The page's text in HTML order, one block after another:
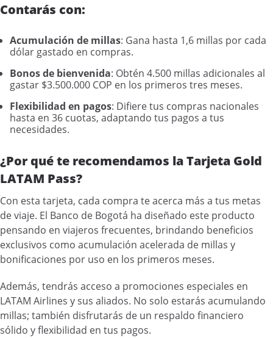
Contarás con:
Acumulación de millas: Gana hasta 1,6 millas por cada
dólar gastado en compras.
Bonos de bienvenida: Obtén 4.500 millas adicionales al
gastar $3.500.000 COP en los primeros tres meses.
Flexibilidad en pagos: Difiere tus compras nacionales
hasta en 36 cuotas, adaptando tus pagos a tus
necesidades.
¿Por qué te recomendamos la Tarjeta Gold
LATAM Pass?
Con esta tarjeta, cada compra te acerca más a tus metas
de viaje. El Banco de Bogotá ha diseñado este producto
pensando en viajeros frecuentes, brindando beneficios
exclusivos como acumulación acelerada de millas y
bonificaciones por uso en los primeros meses.
Además, tendrás acceso a promociones especiales en
LATAM Airlines y sus aliados. No solo estarás acumulando
millas; también disfrutarás de un respaldo financiero
sólido y flexibilidad en tus pagos.